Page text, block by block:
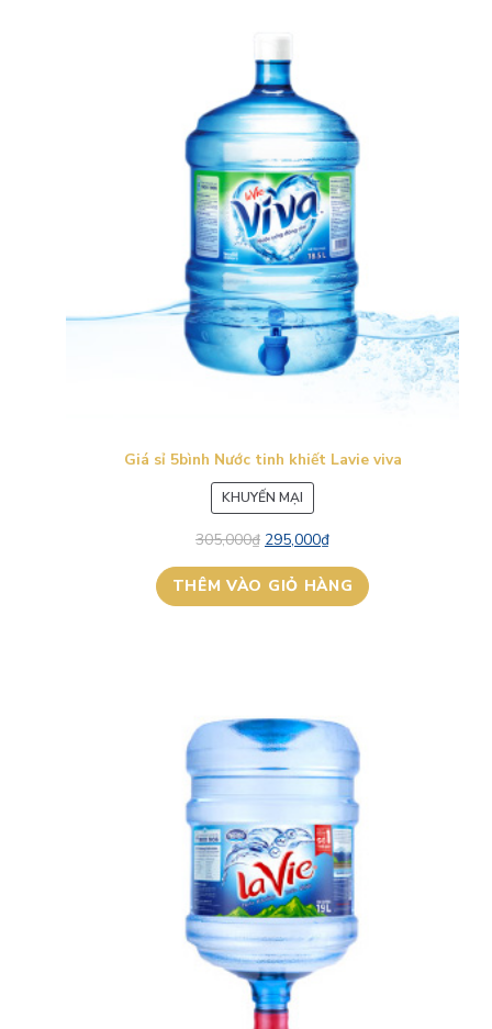
Giá sỉ 5bình Nước tinh khiết Lavie viva
KHUYẾN MẠI
PHẨM
ĐANG
GIẢM
GIÁ
305,000₫ 295,000₫
THÊM VÀO GIỎ HÀNG